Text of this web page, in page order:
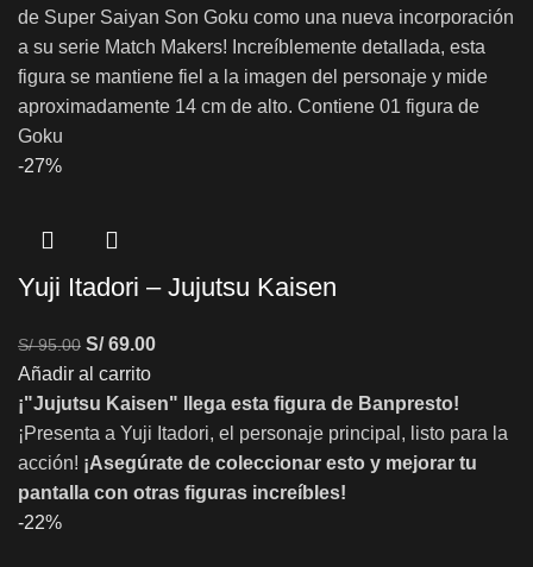
de Super Saiyan Son Goku como una nueva incorporación
a su serie Match Makers! Increíblemente detallada, esta
figura se mantiene fiel a la imagen del personaje y mide
aproximadamente 14 cm de alto. Contiene 01 figura de
Goku
-27%
Yuji Itadori – Jujutsu Kaisen
S/95.00 S/69.00
Añadir al carrito
¡"Jujutsu Kaisen" llega esta figura de Banpresto!
¡Presenta a Yuji Itadori, el personaje principal, listo para la
acción! ¡Asegúrate de coleccionar esto y mejorar tu
pantalla con otras figuras increíbles!
-22%